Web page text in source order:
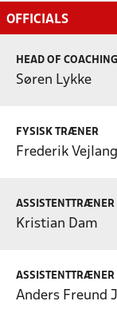
OFFICIALS
HEAD OF COACHING
Søren Lykke
FYSISK TRÆNER
Frederik Vejlang
ASSISTENTTRÆNER
Kristian Dam
ASSISTENTTRÆNER
Anders Freund